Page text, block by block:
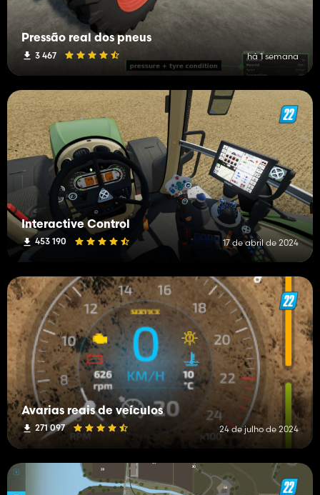
Pressão real dos pneus
3 467 há 1 semana
Interactive Control
453 190 17 de abril de 2024
Avarias reais de veículos
271 097 24 de julho de 2024